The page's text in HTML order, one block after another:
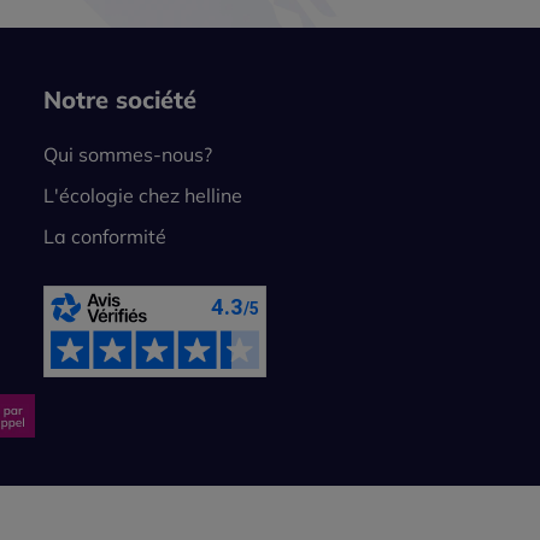
Notre société
Qui sommes-nous?
L'écologie chez helline
La conformité